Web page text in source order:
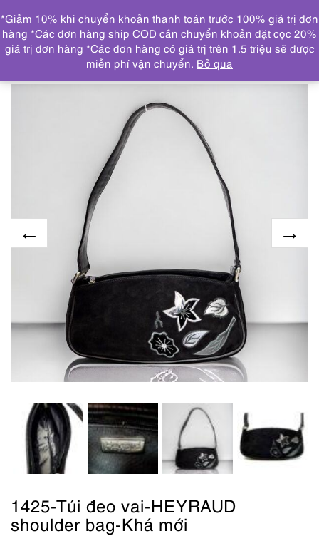
DANH MỤC
Trang chủ SP NỔI BẬT
1425-Túi đeo vai-HEYRAUD
shoulder bag-Khá mới
1425-Túi đeo vai-HEYRAUD
shoulder bag-Khá mới
*Giảm 10% khi chuyển khoản thanh toán trước 100% giá trị đơn
hàng *Các đơn hàng ship COD cần chuyển khoản đặt cọc 20%
giá trị đơn hàng *Các đơn hàng có giá trị trên 1.5 triệu sẽ được
miễn phí vận chuyển. Bỏ qua